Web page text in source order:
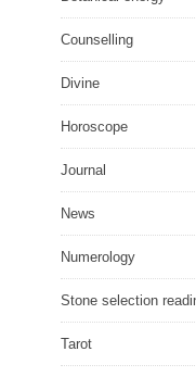
Counselling
Divine
Horoscope
Journal
News
Numerology
Stone selection
Tarot